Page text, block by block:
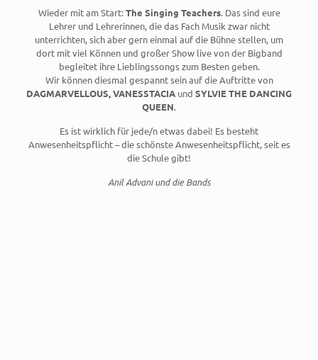
Wieder mit am Start:The Singing Teachers. Das sind eure
Lehrer und Lehrerinnen, die das Fach Musik zwar nicht
unterrichten, sich aber gern einmal auf die Bühne stellen, um
dort mit viel Können und großer Show live von der Bigband
begleitet ihre Lieblingssongs zum Besten geben.
Wir können diesmal gespannt sein auf die Auftritte von
DAGMARVELLOUS, VANESSTACIA und SYLVIE THE DANCING
QUEEN.
Es ist wirklich für jede/n etwas dabei! Es besteht
Anwesenheitspflicht – die schönste Anwesenheitspflicht, seit es
die Schule gibt!
Anil Advani und die Bands